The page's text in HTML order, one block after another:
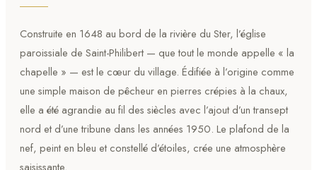
Construite en 1648 au bord de la rivière du Ster, l’église
paroissiale de Saint-Philibert — que tout le monde appelle « la
chapelle » — est le cœur du village. Édifiée à l’origine comme
une simple maison de pêcheur en pierres crépies à la chaux,
elle a été agrandie au fil des siècles avec l’ajout d’un transept
nord et d’une tribune dans les années 1950. Le plafond de la
nef, peint en bleu et constellé d’étoiles, crée une atmosphère